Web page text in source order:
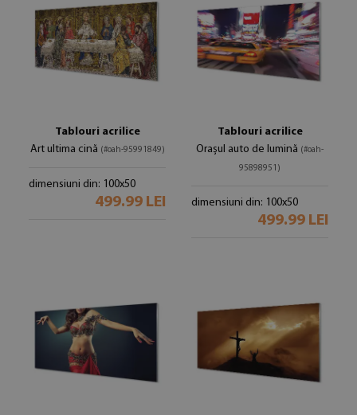
Tablouri acrilice
Art ultima cină (#oah-95991849)
dimensiuni din: 100x50
499.99 LEI
Tablouri acrilice
Orașul auto de lumină (#oah-
95898951)
dimensiuni din: 100x50
499.99 LEI